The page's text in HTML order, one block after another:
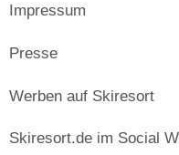
Impressum
Presse
Werben auf Skiresort
Skiresort.de im Social